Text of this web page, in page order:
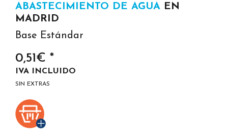
ABASTECIMIENTO DE AGUA EN
MADRID
Base Estándar
0,51€ *
IVA INCLUIDO
SIN EXTRAS